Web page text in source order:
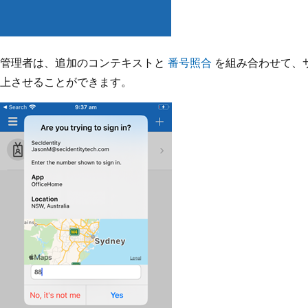
管理者は、追加のコンテキストと 番号照合 を組み合わせて、
上させることができます。